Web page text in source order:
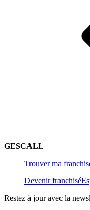
GESCALL
Trouver ma
Devenir franchisé
Restez à jour avec la